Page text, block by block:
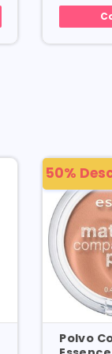
50%
Polvo